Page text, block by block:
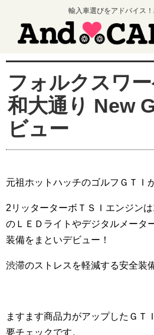
輸入車選びをアドバイス！
フォルクスワ
和大通り New
ビュー
元祖ホットハッチのゴルフＧＴＩ
2リッターターボＴＳＩエンジン
のＬＥＤライトやデジタルメータ
装備をまといデビュー！
渋滞のストレスを軽減する安全装
ますます商品力がアップしたＧＴ
要チェックです。